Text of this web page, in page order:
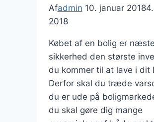
Afadmin 10. januar 2018
2018
Købet af en bolig er
sikkerhed den største
du kommer til at lave i dit
Derfor skal du træde
du er ude på
du skal gøre dig mange